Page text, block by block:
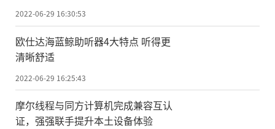
2022-06-29 16:30:53
欧仕达海蓝鲸助听器4大特点 听得更
清晰舒适
2022-06-29 16:25:43
摩尔线程与同方计算机完成兼容互认
证，强强联手提升本土设备体验